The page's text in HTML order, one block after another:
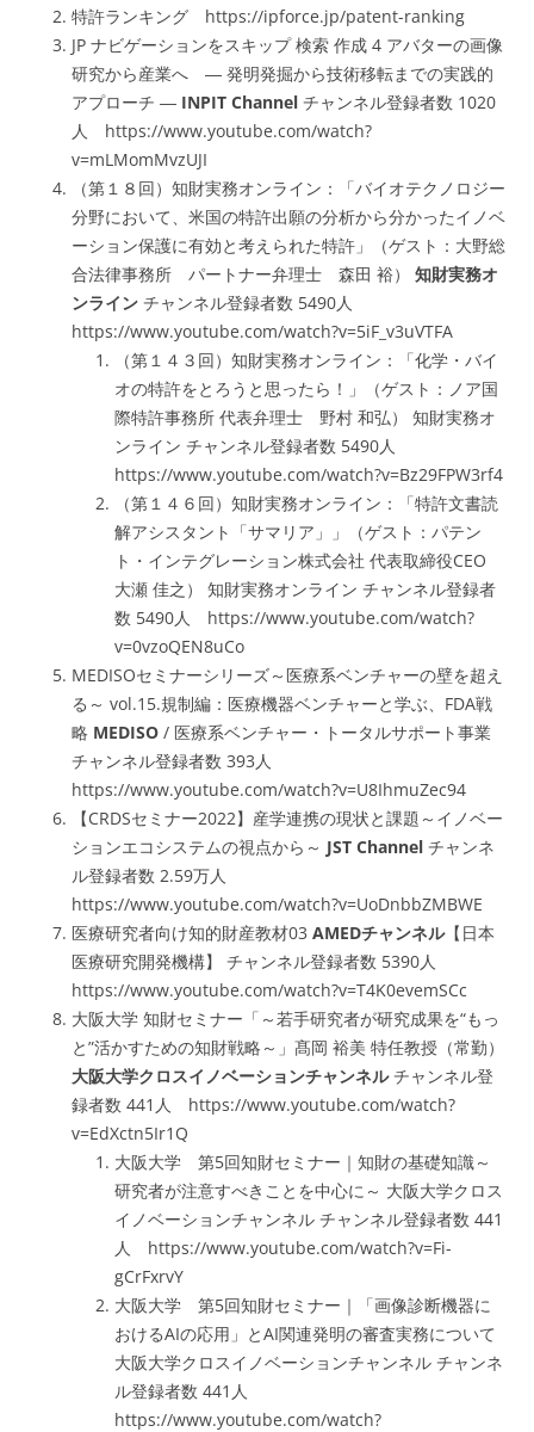
特許ランキング https://ipforce.jp/patent-ranking
JP ナビゲーションをスキップ 検索 作成 4 アバターの画像
研究から産業へ ― 発明発掘から技術移転までの実践的
アプローチ ― INPIT Channel チャンネル登録者数 1020
人 https://www.youtube.com/watch?
v=mLMomMvzUJI
（第１８回）知財実務オンライン：「バイオテクノロジー
分野において、米国の特許出願の分析から分かったイノベ
ーション保護に有効と考えられた特許」（ゲスト：大野総
合法律事務所 パートナー弁理士 森田 裕）
知財実務オ
ンライン チャンネル登録者数 5490人
https://www.youtube.com/watch?v=5iF_v3uVTFA
（第１４３回）知財実務オンライン：「化学・バイ
オの特許をとろうと思ったら！」（ゲスト：ノア国
際特許事務所 代表弁理士 野村 和弘） 知財実務オ
ンライン チャンネル登録者数 5490人
https://www.youtube.com/watch?v=Bz29FPW3rf4
（第１４６回）知財実務オンライン：「特許文書読
解アシスタント「サマリア」」（ゲスト：パテン
ト・インテグレーション株式会社 代表取締役CEO
大瀬 佳之） 知財実務オンライン チャンネル登録者
数 5490人 https://www.youtube.com/watch?
v=0vzoQEN8uCo
MEDISOセミナーシリーズ～医療系ベンチャーの壁を超え
る～ vol.15.規制編：医療機器ベンチャーと学ぶ、FDA戦
略 MEDISO / 医療系ベンチャー・トータルサポート事業
チャンネル登録者数 393人
https://www.youtube.com/watch?v=U8IhmuZec94
【CRDSセミナー2022】産学連携の現状と課題～イノベー
ションエコシステムの視点から～ JST Channel チャンネ
ル登録者数 2.59万人
https://www.youtube.com/watch?v=UoDnbbZMBWE
医療研究者向け知的財産教材03 AMEDチャンネル【日本
医療研究開発機構】 チャンネル登録者数 5390人
https://www.youtube.com/watch?v=T4K0evemSCc
大阪大学 知財セミナー「～若手研究者が研究成果を“もっ
と”活かすための知財戦略～」髙岡 裕美 特任教授（常勤）
大阪大学クロスイノベーションチャンネルチャンネル登
録者数 441人 https://www.youtube.com/watch?
v=EdXctn5Ir1Q
大阪大学 第5回知財セミナー｜知財の基礎知識～
研究者が注意すべきことを中心に～ 大阪大学クロス
イノベーションチャンネル チャンネル登録者数 441
人 https://www.youtube.com/watch?v=Fi-
gCrFxrvY
大阪大学 第5回知財セミナー｜「画像診断機器に
おけるAIの応用」とAI関連発明の審査実務について
大阪大学クロスイノベーションチャンネル チャンネ
ル登録者数 441人
https://www.youtube.com/watch?